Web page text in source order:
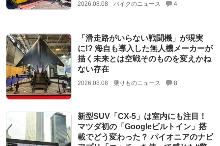
2026.08.08 バイクのニュース 4
「滑走路がいらない戦闘機」が現実
に!? 海自も導入した無人機メーカーが
描く未来とは空戦そのものを変えかね
ない存在
2026.08.08 乗りものニュース 8
新型SUV「CX-5」は室内にも注目！
マツダ初の「Googleビルトイン」搭
載でどう変わった？ パイオニアのナビ